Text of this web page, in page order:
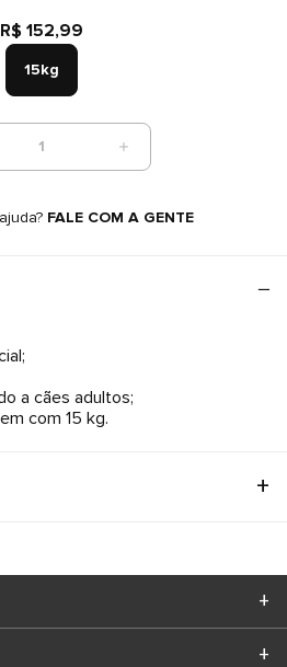
R$ 152,99
15kg
1
FALE COM A GENTE
a cães adultos;
com 15 kg.